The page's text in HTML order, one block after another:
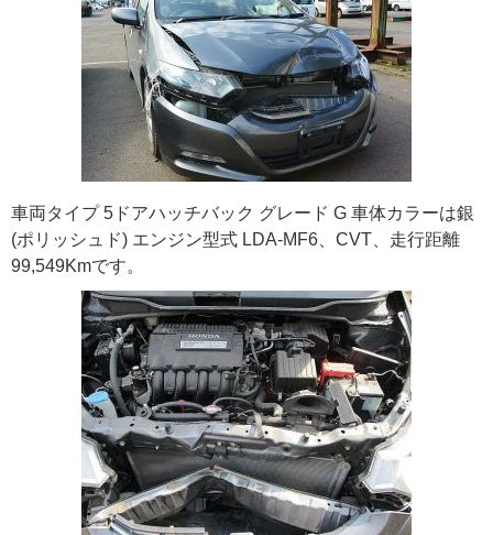
車両タイプ 5ドアハッチバック グレード G 車体カラーは銀
(ポリッシュド) エンジン型式 LDA-MF6、CVT、走行距離
99,549Kmです。